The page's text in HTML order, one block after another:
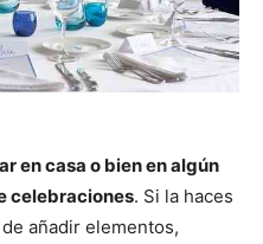
en casa o bien en algún
celebraciones. Si la haces
añadir elementos,